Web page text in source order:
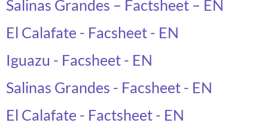
Salinas Grandes – Factsheet – EN
El Calafate - Facsheet - EN
Iguazu - Facsheet - EN
Salinas Grandes - Facsheet - EN
El Calafate - Factsheet - EN